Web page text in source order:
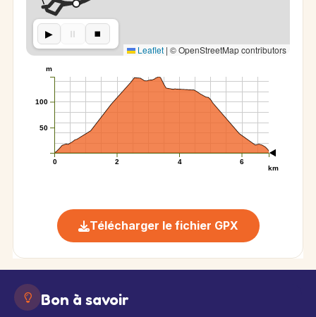
▶︎ ⏸︎ ⏹︎
Leaflet | © OpenStreetMap contributors
0 2 4 6
km
50
100
m
Télécharger le fichier GPX
Bon à savoir